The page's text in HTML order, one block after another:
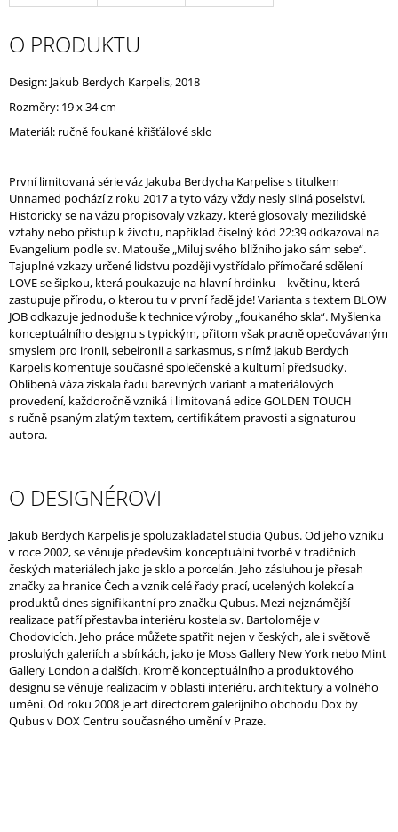
O PRODUKTU
Design: Jakub Berdych Karpelis, 2018
Rozměry: 19 x 34 cm
Materiál: ručně foukané křišťálové sklo
První limitovaná série váz Jakuba Berdycha Karpelise s titulkem
Unnamed pochází z roku 2017 a tyto vázy vždy nesly silná poselství.
Historicky se na vázu propisovaly vzkazy, které glosovaly mezilidské
vztahy nebo přístup k životu, například číselný kód 22:39 odkazoval na
Evangelium podle sv. Matouše „Miluj svého bližního jako sám sebe“.
Tajuplné vzkazy určené lidstvu později vystřídalo přímočaré sdělení
LOVE se šipkou, která poukazuje na hlavní hrdinku – květinu, která
zastupuje přírodu, o kterou tu v první řadě jde! Varianta s textem BLOW
JOB odkazuje jednoduše k technice výroby „foukaného skla“. Myšlenka
konceptuálního designu s typickým, přitom však pracně opečovávaným
smyslem pro ironii, sebeironii a sarkasmus, s nímž Jakub Berdych
Karpelis komentuje současné společenské a kulturní předsudky.
Oblíbená váza získala řadu barevných variant a materiálových
provedení, každoročně vzniká i limitovaná edice GOLDEN TOUCH
s ručně psaným zlatým textem, certifikátem pravosti a signaturou
autora.
O DESIGNÉROVI
Jakub Berdych Karpelis je spoluzakladatel studia Qubus. Od jeho vzniku
v roce 2002, se věnuje především konceptuální tvorbě v tradičních
českých materiálech jako je sklo a porcelán. Jeho zásluhou je přesah
značky za hranice Čech a vznik celé řady prací, ucelených kolekcí a
produktů dnes signifikantní pro značku Qubus. Mezi nejznámější
realizace patří přestavba interiéru kostela sv. Bartoloměje v
Chodovicích. Jeho práce můžete spatřit nejen v českých, ale i světově
proslulých galeriích a sbírkách, jako je Moss Gallery New York nebo Mint
Gallery London a dalších. Kromě konceptuálního a produktového
designu se věnuje realizacím v oblasti interiéru, architektury a volného
umění. Od roku 2008 je art directorem galerijního obchodu Dox by
Qubus v DOX Centru současného umění v Praze.
U
E
E